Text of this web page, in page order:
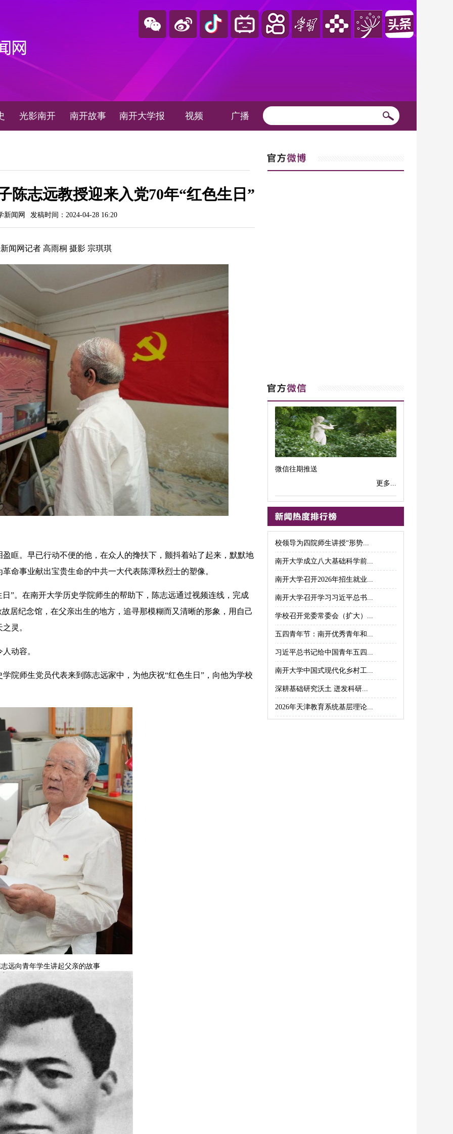
光影南开 南开故事 南开大学报 视频 广播
陈志远教授迎来入党70年“红色生日”
新闻网 发稿时间：2024-04-28 16:20
网记者 高雨桐 摄影 宗琪琪
。早已行动不便的他，在众人的搀扶下，颤抖着站了起来，默默地
事业献出宝贵生命的中共一大代表陈潭秋烈士的塑像。
。在南开大学历史学院师生的帮助下，陈志远通过视频连线，完成
居纪念馆，在父亲出生的地方，追寻那模糊而又清晰的形象，用自己
灵。
动容。
师生党员代表来到陈志远家中，为他庆祝“红色生日”，向他为学校
向青年学生讲起父亲的故事
微信往期推送
更多...
校领导为四院师生讲授“形势...
南开大学成立八大基础科学前...
南开大学召开2026年招生就业...
南开大学召开学习习近平总书...
学校召开党委常委会（扩大）...
五四青年节：南开优秀青年和...
习近平总书记给中国青年五四...
南开大学中国式现代化乡村工...
深耕基础研究沃土 迸发科研...
2026年天津教育系统基层理论...